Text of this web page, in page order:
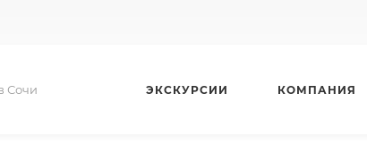
Сочи ЭКСКУРСИИ КОМПАНИЯ